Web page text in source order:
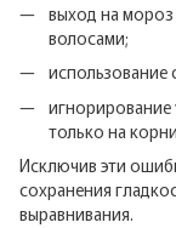
выход на
волосами;
использование
только на
Исключив эти
сохранения
выравнивания.